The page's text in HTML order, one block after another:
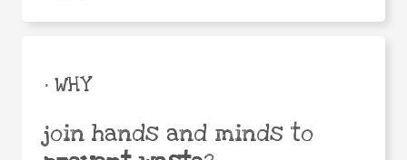
• WHY
join hands and minds to